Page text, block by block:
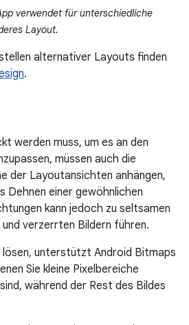
verwendet für unterschiedliche
Layout.
alternativer Layouts finden
.
werden muss, um es an den
müssen auch die
der Layoutansichten anhängen,
Dehnen einer gewöhnlichen
kann jedoch zu seltsamen
verzerrten Bildern führen.
lösen, unterstützt Android Bitmaps
Sie kleine Pixelbereiche
während der Rest des Bildes